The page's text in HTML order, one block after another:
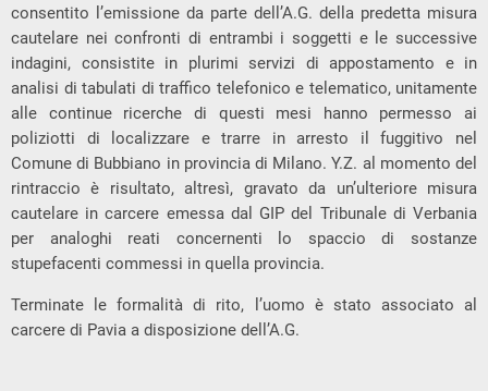
consentito l’emissione da parte dell’A.G. della predetta misura
cautelare nei confronti di entrambi i soggetti e le successive
indagini, consistite in plurimi servizi di appostamento e in
analisi di tabulati di traffico telefonico e telematico, unitamente
alle continue ricerche di questi mesi hanno permesso ai
poliziotti di localizzare e trarre in arresto il fuggitivo nel
Comune di Bubbiano in provincia di Milano. Y.Z. al momento del
rintraccio è risultato, altresì, gravato da un’ulteriore misura
cautelare in carcere emessa dal GIP del Tribunale di Verbania
per analoghi reati concernenti lo spaccio di sostanze
stupefacenti commessi in quella provincia.
Terminate le formalità di rito, l’uomo è stato associato al
carcere di Pavia a disposizione dell’A.G.